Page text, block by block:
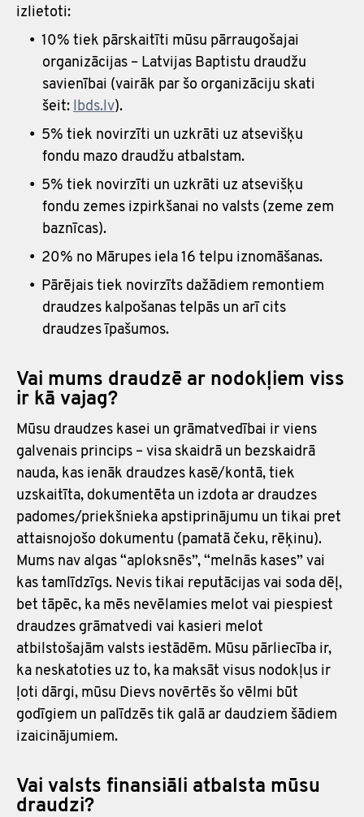
izlietoti:
10% tiek pārskaitīti mūsu pārraugošajai
organizācijas – Latvijas Baptistu draudžu
savienībai (vairāk par šo organizāciju skati
šeit: lbds.lv).
5% tiek novirzīti un uzkrāti uz atsevišķu
fondu mazo draudžu atbalstam.
5% tiek novirzīti un uzkrāti uz atsevišķu
fondu zemes izpirkšanai no valsts (zeme zem
baznīcas).
20% no Mārupes iela 16 telpu iznomāšanas.
Pārējais tiek novirzīts dažādiem remontiem
draudzes kalpošanas telpās un arī cits
draudzes īpašumos.
Vai mums draudzē ar nodokļiem viss
ir kā vajag?
Mūsu draudzes kasei un grāmatvedībai ir viens
galvenais princips – visa skaidrā un bezskaidrā
nauda, kas ienāk draudzes kasē/kontā, tiek
uzskaitīta, dokumentēta un izdota ar draudzes
padomes/priekšnieka apstiprinājumu un tikai pret
attaisnojošo dokumentu (pamatā čeku, rēķinu).
Mums nav algas “aploksnēs”, “melnās kases” vai
kas tamlīdzīgs. Nevis tikai reputācijas vai soda dēļ,
bet tāpēc, ka mēs nevēlamies melot vai piespiest
draudzes grāmatvedi vai kasieri melot
atbilstošajām valsts iestādēm. Mūsu pārliecība ir,
ka neskatoties uz to, ka maksāt visus nodokļus ir
ļoti dārgi, mūsu Dievs novērtēs šo vēlmi būt
godīgiem un palīdzēs tik galā ar daudziem šādiem
izaicinājumiem.
Vai valsts finansiāli atbalsta mūsu
draudzi?